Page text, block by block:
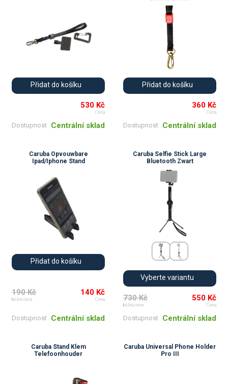
Přidat do košíku
530 Kč
Cena
Dostupnost Centrální sklad
Přidat do košíku
360 Kč
Cena
Dostupnost Centrální sklad
Caruba Opvouwbare
Ipad/Iphone Stand
Přidat do košíku
190 Kč
běžná cena
140 Kč
Cena
Dostupnost Centrální sklad
Caruba Selfie Stick Large
Bluetooth Zwart
Vyberte variantu
730 Kč
běžná cena
550 Kč
Cena
Dostupnost Centrální sklad
Caruba Stand Klem
Telefoonhouder
Caruba Universal Phone Holder
Pro III